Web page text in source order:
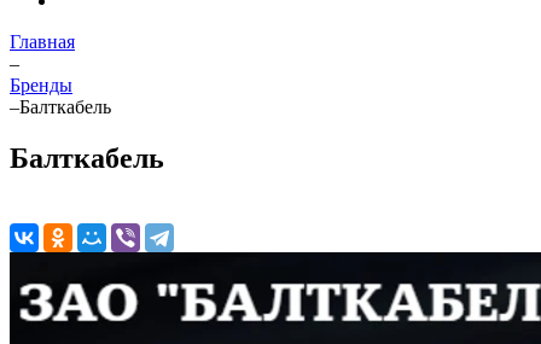
Главная
–
Бренды
–Балткабель
Балткабель